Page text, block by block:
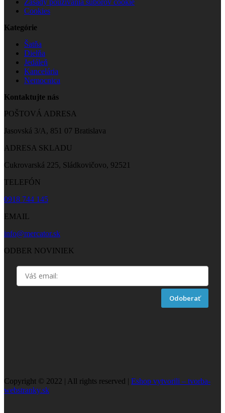
Cookies
Kategórie
Šatňa
Dielňa
Jedáleň
Kancelária
Nemocnica
Kontaktujte nás
POŠTOVÁ ADRESA
Jasovská 3/A, 851 07 Bratislava
ADRESA SKLADU
Cukrovarská 225, Sládkovičovo, 92521
TELEFÓN
0918 744 145
EMAIL
info@mercator.sk
ODBER NOVINIEK
Odoberať
Copyright © 2022 | All rights reserved | Eshop vytvorili – tvorba-
webstranky.sk